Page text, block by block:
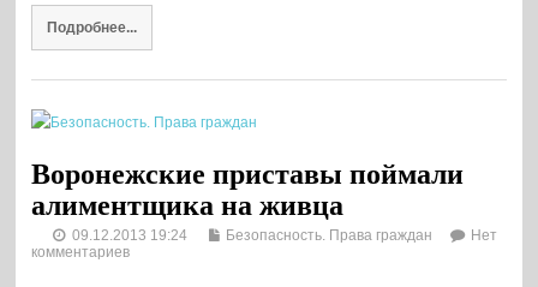
Подробнее...
Воронежские приставы поймали
алиментщика на живца
09.12.2013 19:24 Безопасность. Права граждан
Нет
комментариев